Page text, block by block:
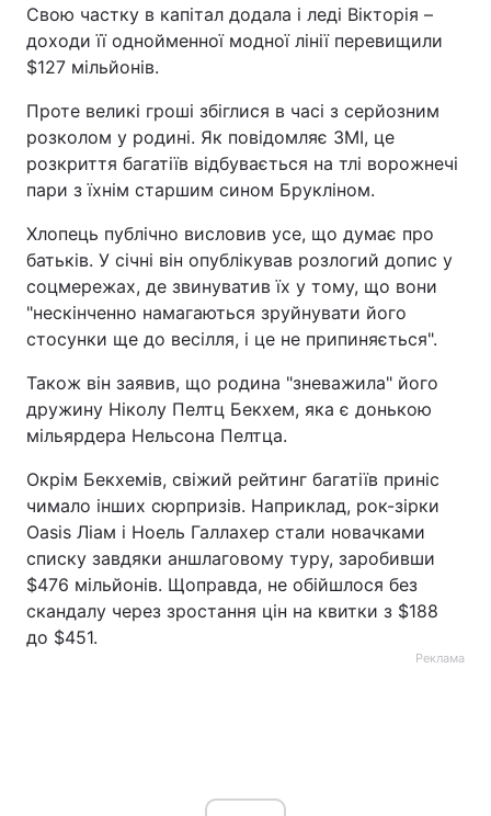
Свою частку в капітал додала і леді Вікторія –
доходи її однойменної модної лінії перевищили
$127 мільйонів.
Проте великі гроші збіглися в часі з серйозним
розколом у родині. Як повідомляє ЗМІ, це
розкриття багатіїв відбувається на тлі ворожнечі
пари з їхнім старшим сином Брукліном.
Хлопець публічно висловив усе, що думає про
батьків. У січні він опублікував розлогий допис у
соцмережах, де звинуватив їх у тому, що вони
"нескінченно намагаються зруйнувати його
стосунки ще до весілля, і це не припиняється".
Також він заявив, що родина "зневажила" його
дружину Ніколу Пелтц Бекхем, яка є донькою
мільярдера Нельсона Пелтца.
Окрім Бекхемів, свіжий рейтинг багатіїв приніс
чимало інших сюрпризів. Наприклад, рок-зірки
Oasis Ліам і Ноель Галлахер стали новачками
списку завдяки аншлаговому туру, заробивши
$476 мільйонів. Щоправда, не обійшлося без
скандалу через зростання цін на квитки з $188
до $451.
Реклама